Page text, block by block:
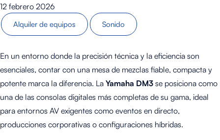
12 febrero 2026
Alquiler de equipos Sonido
En un entorno donde la precisión técnica y la eficiencia son
esenciales, contar con una mesa de mezclas fiable, compacta y
potente marca la diferencia. La Yamaha DM3 se posiciona como
una de las consolas digitales más completas de su gama, ideal
para entornos AV exigentes como eventos en directo,
producciones corporativas o configuraciones híbridas.